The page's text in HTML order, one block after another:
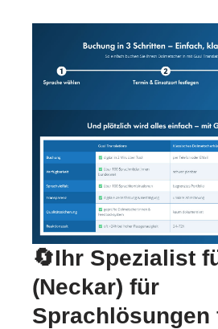
🔄Ihr Spezialist
(Neckar) für
Sprachlösungen